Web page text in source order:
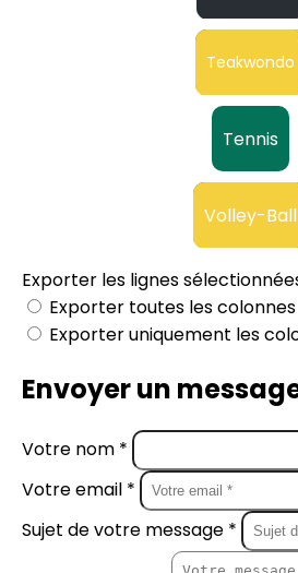
Teakwondo
Tennis
Volley-Ball